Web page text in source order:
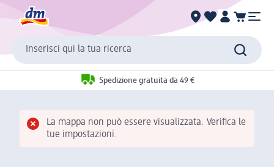
Inserisci qui la tua ricerca
Spedizione gratuita da 49 €
La mappa non può essere visualizzata. Verifica le
tue impostazioni.